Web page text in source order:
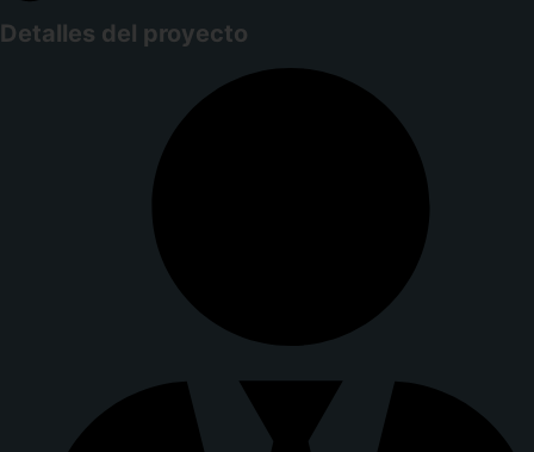
Detalles del proyecto